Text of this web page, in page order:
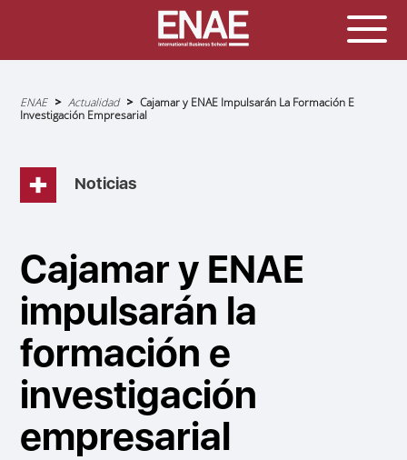
Sobrescribir
enlaces
de
navegación
ENAE Actualidad
Cajamar y ENAE Impulsarán La Formación E
Investigación Empresarial
Noticias
Cajamar y ENAE
impulsarán la
formación e
investigación
empresarial